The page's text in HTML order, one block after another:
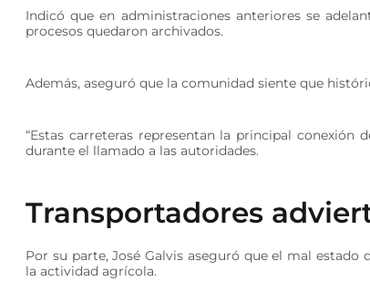
Indicó que en administraciones anteriores se
procesos quedaron archivados.
Además, aseguró que la comunidad siente que
“Estas carreteras representan la principal
durante el llamado a las autoridades.
Transportadores
Por su parte, José Galvis aseguró que el mal
la actividad agrícola.